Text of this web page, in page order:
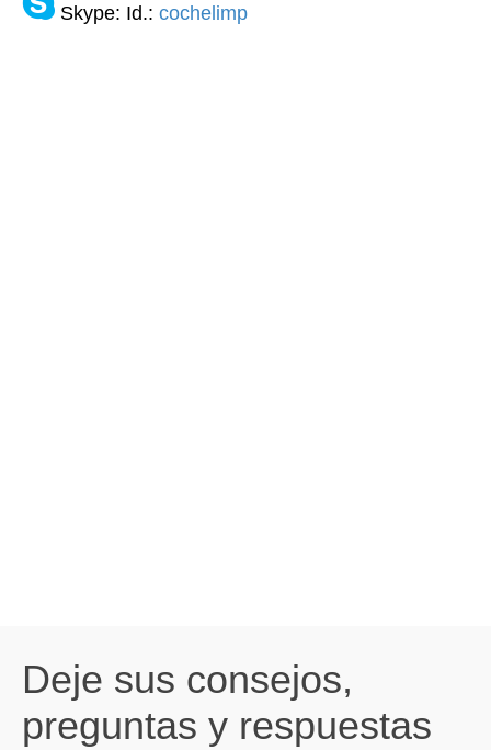
Skype: Id.: cochelimp
Deje sus consejos,
preguntas y respuestas